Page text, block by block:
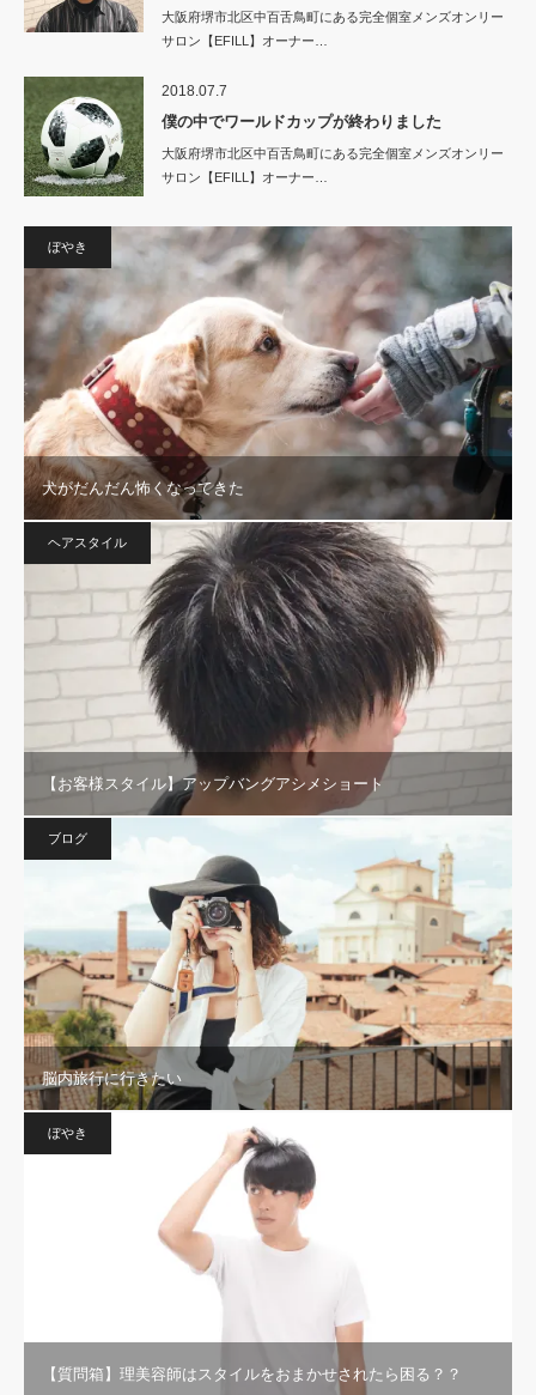
大阪府堺市北区中百舌鳥町にある完全個室メンズオンリー
サロン【EFILL】オーナー…
2018.07.7
僕の中でワールドカップが終わりました
大阪府堺市北区中百舌鳥町にある完全個室メンズオンリー
サロン【EFILL】オーナー…
ぼやき
犬がだんだん怖くなってきた
ヘアスタイル
【お客様スタイル】アップバングアシメショート
ブログ
脳内旅行に行きたい
ぼやき
【質問箱】理美容師はスタイルをおまかせされたら困る？？